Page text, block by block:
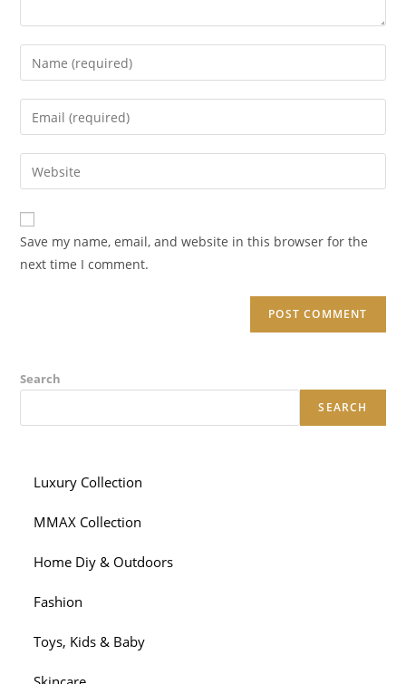
Enter
your
name
comment
Enter
your
email
address
comment
Enter
your
website
URL
(optional)
Save my name, email, and website in this browser for the
next time I comment.
Search
SEARCH
Luxury Collection
MMAX Collection
Home Diy & Outdoors
Fashion
Toys, Kids & Baby